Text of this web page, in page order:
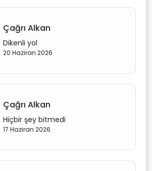
Çağrı Alkan
Dikenli yol
20 Haziran 2026
Çağrı Alkan
Hiçbir şey bitmedi
17 Haziran 2026